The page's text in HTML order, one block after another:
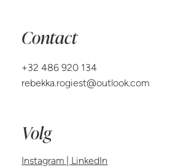
Contact
+32 486 920 134
rebekka.rogiest@outlook.com
Volg
Instagram | LinkedIn